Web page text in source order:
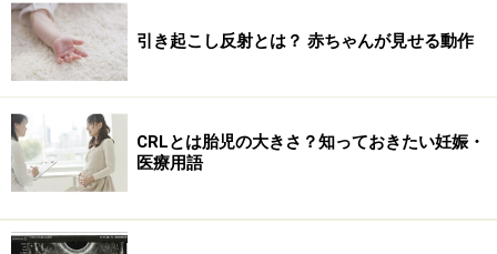
※記事内容は執筆時点のものです。最新の内容をご確認くださ
い。
引き起こし反射とは？ 赤ちゃんが見せる動作
CRLとは胎児の大きさ？知っておきたい妊娠・
医療用語